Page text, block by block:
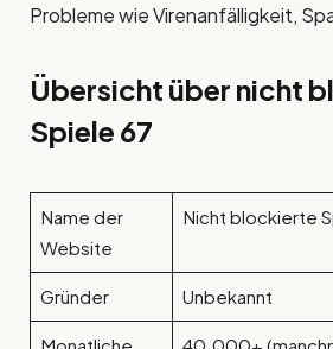
Probleme wie Virenanfälligkeit,
Übersicht über nicht
Spiele 67
Name der
Website
Nicht blockierte
Gründer Unbekannt